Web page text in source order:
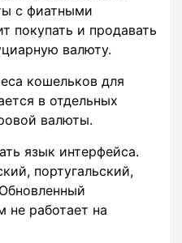
с фиатными
покупать и продавать
валюту.
кошельков для
в отдельных
валюты.
язык интерфейса.
португальский,
не работает на